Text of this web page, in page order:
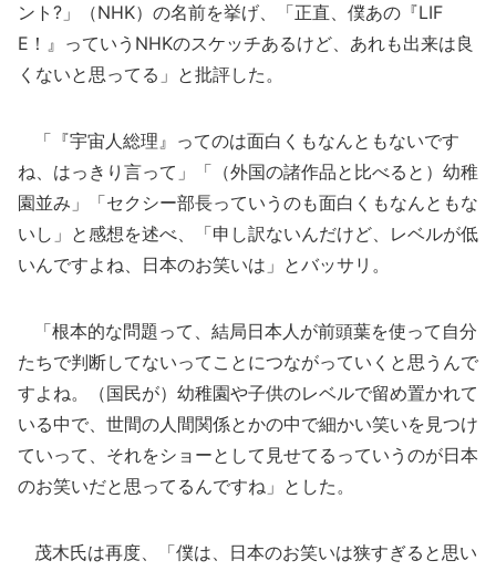
ント?」（NHK）の名前を挙げ、「正直、僕あの『LIF
E！』っていうNHKのスケッチあるけど、あれも出来は良
くないと思ってる」と批評した。
「『宇宙人総理』ってのは面白くもなんともないです
ね、はっきり言って」「（外国の諸作品と比べると）幼稚
園並み」「セクシー部長っていうのも面白くもなんともな
いし」と感想を述べ、「申し訳ないんだけど、レベルが低
いんですよね、日本のお笑いは」とバッサリ。
「根本的な問題って、結局日本人が前頭葉を使って自分
たちで判断してないってことにつながっていくと思うんで
すよね。（国民が）幼稚園や子供のレベルで留め置かれて
いる中で、世間の人間関係とかの中で細かい笑いを見つけ
ていって、それをショーとして見せてるっていうのが日本
のお笑いだと思ってるんですね」とした。
茂木氏は再度、「僕は、日本のお笑いは狭すぎると思い